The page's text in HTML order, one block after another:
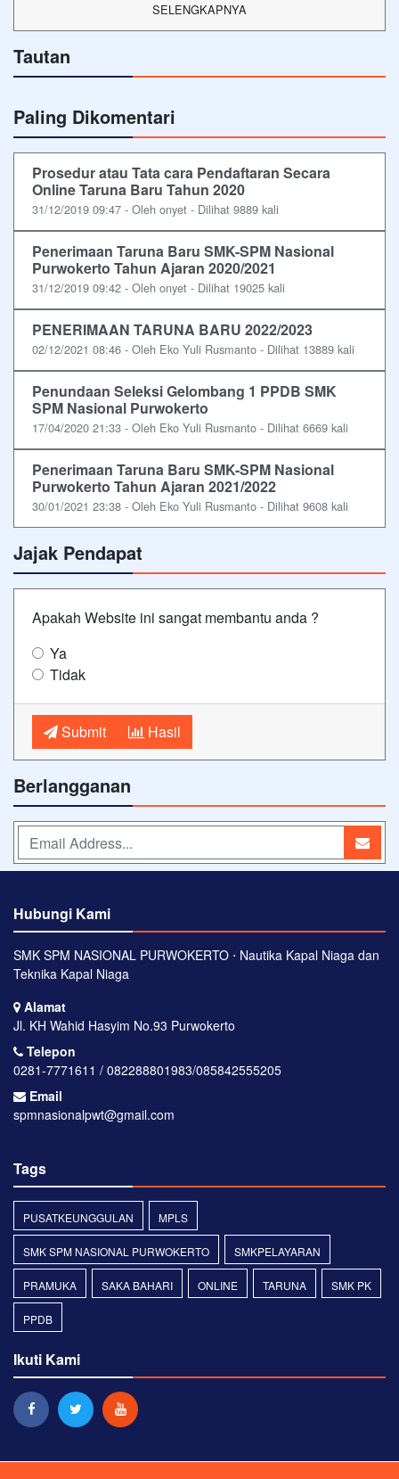
SELENGKAPNYA
Tautan
Paling Dikomentari
Prosedur atau Tata cara Pendaftaran Secara
Online Taruna Baru Tahun 2020
31/12/2019 09:47 - Oleh onyet - Dilihat 9889 kali
Penerimaan Taruna Baru SMK-SPM Nasional
Purwokerto Tahun Ajaran 2020/2021
31/12/2019 09:42 - Oleh onyet - Dilihat 19025 kali
PENERIMAAN TARUNA BARU 2022/2023
02/12/2021 08:46 - Oleh Eko Yuli Rusmanto - Dilihat 13889 kali
Penundaan Seleksi Gelombang 1 PPDB SMK
SPM Nasional Purwokerto
17/04/2020 21:33 - Oleh Eko Yuli Rusmanto - Dilihat 6669 kali
Penerimaan Taruna Baru SMK-SPM Nasional
Purwokerto Tahun Ajaran 2021/2022
30/01/2021 23:38 - Oleh Eko Yuli Rusmanto - Dilihat 9608 kali
Jajak Pendapat
Apakah Website ini sangat membantu anda ?
Ya
Tidak
Submit Hasil
Berlangganan
Hubungi Kami
SMK SPM NASIONAL PURWOKERTO ⋅ Nautika Kapal Niaga dan
Teknika Kapal Niaga
Alamat
Jl. KH Wahid Hasyim No.93 Purwokerto
Telepon
0281-7771611 / 082288801983/085842555205
Email
spmnasionalpwt@gmail.com
Tags
PUSATKEUNGGULAN MPLS
SMK SPM NASIONAL PURWOKERTO SMKPELAYARAN
PRAMUKA SAKA BAHARI ONLINE TARUNA SMK PK
PPDB
Ikuti Kami